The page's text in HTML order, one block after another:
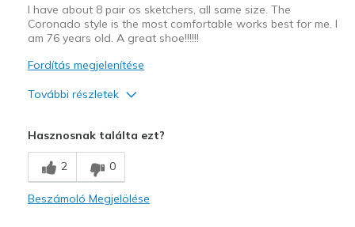
I have about 8 pair os sketchers, all same size. The
Coronado style is the most comfortable works best for me. I
am 76 years old. A great shoe!!!!!!
Fordítás megjelenítése
További részletek
Comfortable
Durable
Hasznosnak találta ezt?
2 0
Beszámoló Megjelölése